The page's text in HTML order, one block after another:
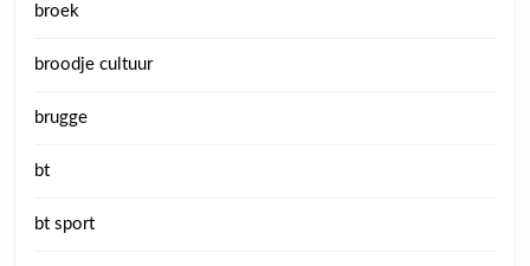
broek
broodje cultuur
brugge
bt
bt sport